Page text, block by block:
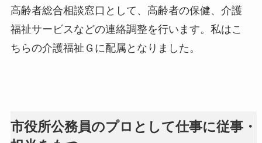
高齢者総合相談窓口として、高齢者の保健、介護
福祉サービスなどの連絡調整を行います。私はこ
ちらの介護福祉Ｇに配属となりました。
市役所公務員のプロとして仕事に従事・